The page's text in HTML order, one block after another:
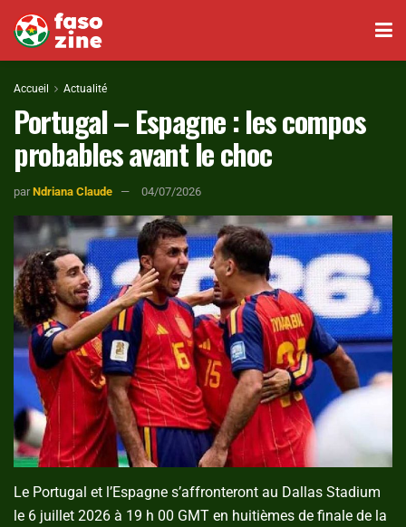
Accueil Actualité
Portugal – Espagne : les compos
probables avant le choc
par Ndriana Claude 04/07/2026
Le Portugal et l’Espagne s’affronteront au Dallas Stadium
le 6 juillet 2026 à 19 h 00 GMT en huitièmes de finale de la